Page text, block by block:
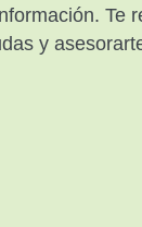
Te
y